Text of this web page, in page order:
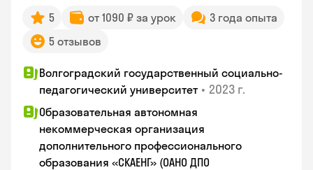
5 от 1090 ₽ за урок
3 года опыта
5 отзывов
Волгоградский государственный социально-
педагогический университет • 2023 г.
Образовательная автономная
некоммерческая организация
дополнительного профессионального
образования «СКАЕНГ» (ОАНО ДПО